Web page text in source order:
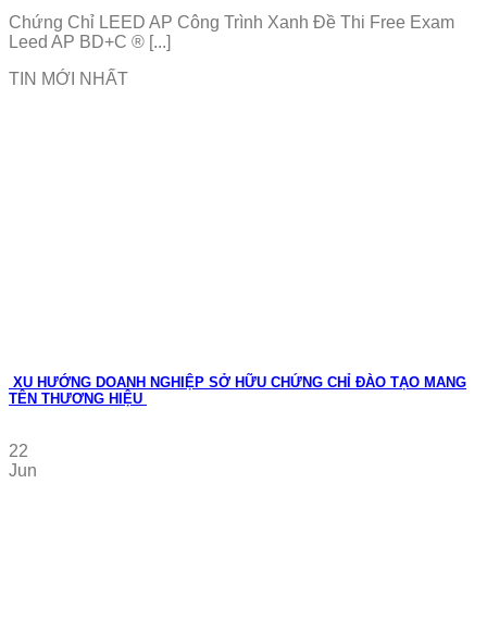
Chứng Chỉ LEED AP Công Trình Xanh Đề Thi Free Exam
Leed AP BD+C ® [...]
TIN MỚI NHẤT
XU HƯỚNG DOANH NGHIỆP SỞ HỮU CHỨNG CHỈ ĐÀO TẠO MANG
TÊN THƯƠNG HIỆU
22
Jun